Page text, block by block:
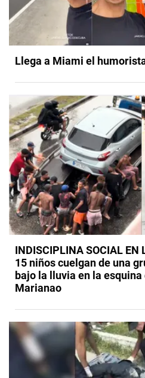
Llega a Miami el
INDISCIPLINA SOCIAL
15 niños cuelgan de una
bajo la lluvia en la esquina
Marianao